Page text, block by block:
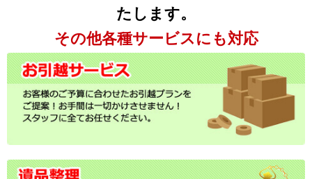
たします。
その他各種サービスにも対応